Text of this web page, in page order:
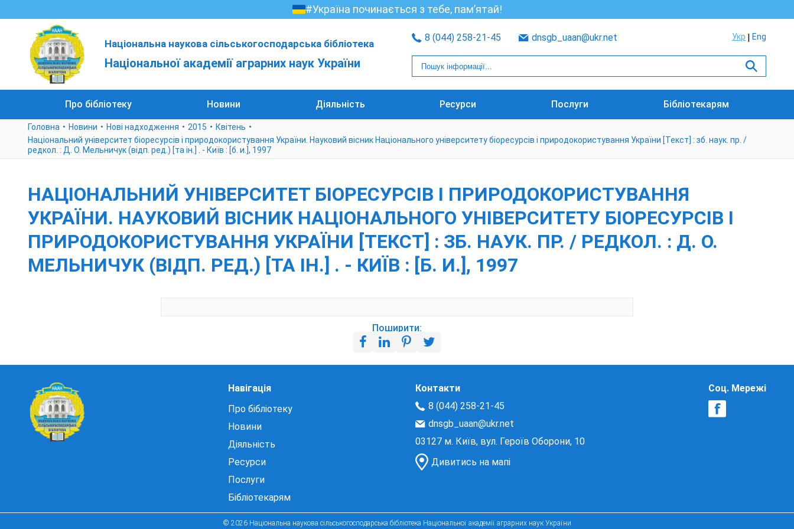
#Україна починається з тебе, пам’ятай!
Національна наукова сільськогосподарська бібліотека
Національної академії аграрних наук України
8 (044) 258-21-45 dnsgb_uaan@ukr.net Укр Eng
Про бібліотеку Новини Діяльність Ресурси Послуги Бібліотекарям
Головна Новини Нові надходження 2015
Квітень
Національний університет біоресурсів і природокористування України. Науковий вісник Національного університету біоресурсів і природокористування України [Текст] : зб. наук. пр. /
редкол. : Д. О. Мельничук (відп. ред.) [та ін.] . - Київ : [б. и.], 1997
НАЦІОНАЛЬНИЙ УНІВЕРСИТЕТ БІОРЕСУРСІВ І ПРИРОДОКОРИСТУВАННЯ
УКРАЇНИ. НАУКОВИЙ ВІСНИК НАЦІОНАЛЬНОГО УНІВЕРСИТЕТУ БІОРЕСУРСІВ І
ПРИРОДОКОРИСТУВАННЯ УКРАЇНИ [ТЕКСТ] : ЗБ. НАУК. ПР. / РЕДКОЛ. : Д. О.
МЕЛЬНИЧУК (ВІДП. РЕД.) [ТА ІН.] . - КИЇВ : [Б. И.], 1997
Поширити:
Навігація
Про бібліотеку
Новини
Діяльність
Ресурси
Послуги
Бібліотекарям
Контакти
8 (044) 258-21-45
dnsgb_uaan@ukr.net
03127 м. Київ, вул. Героїв Оборони, 10
Дивитись на мапі
Соц. Мережі
© 2026 Національна наукова сільськогосподарська бібліотека Національної академії аграрних наук України